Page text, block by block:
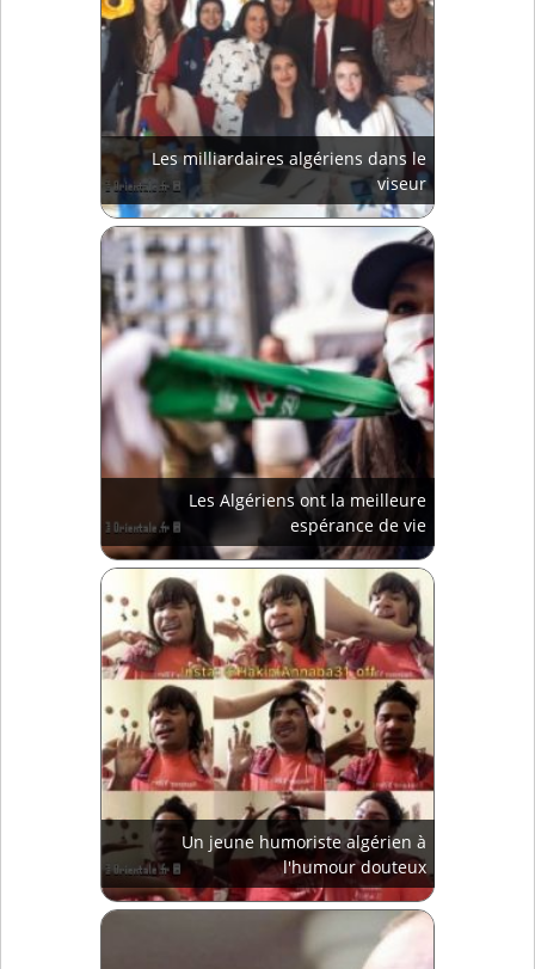
Les milliardaires algériens dans le
viseur
Les Algériens ont la meilleure
espérance de vie
Un jeune humoriste algérien à
l'humour douteux